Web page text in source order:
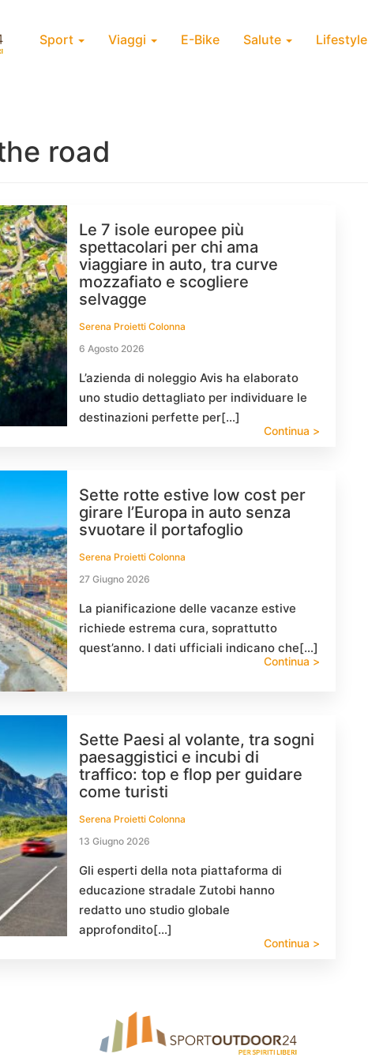
Sport Viaggi E-Bike Salute Lifestyle
road
Le 7 isole europee più
spettacolari per chi ama
viaggiare in auto, tra curve
mozzafiato e scogliere
selvagge
Serena Proietti Colonna
6 Agosto 2026
L’azienda di noleggio Avis ha elaborato
uno studio dettagliato per individuare le
destinazioni perfette per[…]
Continua >
Sette rotte estive low cost per
girare l’Europa in auto senza
svuotare il portafoglio
Serena Proietti Colonna
27 Giugno 2026
La pianificazione delle vacanze estive
richiede estrema cura, soprattutto
quest’anno. I dati ufficiali indicano che[…]
Continua >
Sette Paesi al volante, tra sogni
paesaggistici e incubi di
traffico: top e flop per guidare
come turisti
Serena Proietti Colonna
13 Giugno 2026
Gli esperti della nota piattaforma di
educazione stradale Zutobi hanno
redatto uno studio globale
approfondito[…]
Continua >